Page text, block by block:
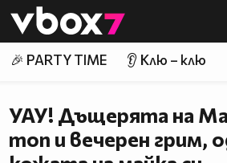
👾
🎉 PARTY TIME 👂 Клю – клю
УАУ! Дъщерята на
топ и вечерен грим,